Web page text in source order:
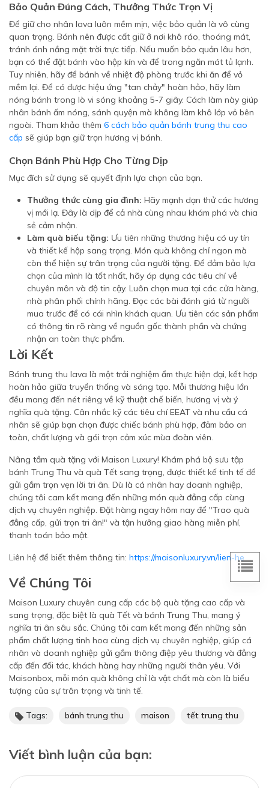
Bảo Quản Đúng Cách, Thưởng Thức Trọn Vị
Để giữ cho nhân lava luôn mềm mịn, việc bảo quản là vô cùng
quan trọng. Bánh nên được cất giữ ở nơi khô ráo, thoáng mát,
tránh ánh nắng mặt trời trực tiếp. Nếu muốn bảo quản lâu hơn,
bạn có thể đặt bánh vào hộp kín và để trong ngăn mát tủ lạnh.
Tuy nhiên, hãy để bánh về nhiệt độ phòng trước khi ăn để vỏ
mềm lại. Để có được hiệu ứng "tan chảy" hoàn hảo, hãy làm
nóng bánh trong lò vi sóng khoảng 5-7 giây. Cách làm này giúp
nhân bánh ấm nóng, sánh quyện mà không làm khô lớp vỏ bên
ngoài. Tham khảo thêm 6 cách bảo quản bánh trung thu cao
cấp sẽ giúp bạn giữ trọn hương vị bánh.
Chọn Bánh Phù Hợp Cho Từng Dịp
Mục đích sử dụng sẽ quyết định lựa chọn của bạn.
Thưởng thức cùng gia đình: Hãy mạnh dạn thử các hương
vị mới lạ. Đây là dịp để cả nhà cùng nhau khám phá và chia
sẻ cảm nhận.
Làm quà biếu tặng: Ưu tiên những thương hiệu có uy tín
và thiết kế hộp sang trọng. Món quà không chỉ ngon mà
còn thể hiện sự trân trọng của người tặng. Để đảm bảo lựa
chọn của mình là tốt nhất, hãy áp dụng các tiêu chí về
chuyên môn và độ tin cậy. Luôn chọn mua tại các cửa hàng,
nhà phân phối chính hãng. Đọc các bài đánh giá từ người
mua trước để có cái nhìn khách quan. Ưu tiên các sản phẩm
có thông tin rõ ràng về nguồn gốc thành phần và chứng
nhận an toàn thực phẩm.
Lời Kết
Bánh trung thu lava là một trải nghiệm ẩm thực hiện đại, kết hợp
hoàn hảo giữa truyền thống và sáng tạo. Mỗi thương hiệu lớn
đều mang đến nét riêng về kỹ thuật chế biến, hương vị và ý
nghĩa quà tặng. Cân nhắc kỹ các tiêu chí EEAT và nhu cầu cá
nhân sẽ giúp bạn chọn được chiếc bánh phù hợp, đảm bảo an
toàn, chất lượng và gói trọn cảm xúc mùa đoàn viên.
Nâng tầm quà tặng với Maison Luxury! Khám phá bộ sưu tập
bánh Trung Thu và quà Tết sang trọng, được thiết kế tinh tế để
gửi gắm trọn vẹn lời tri ân. Dù là cá nhân hay doanh nghiệp,
chúng tôi cam kết mang đến những món quà đẳng cấp cùng
dịch vụ chuyên nghiệp. Đặt hàng ngay hôm nay để "Trao quà
đẳng cấp, gửi trọn tri ân!" và tận hưởng giao hàng miễn phí,
thanh toán bảo mật.
Liên hệ để biết thêm thông tin: https://maisonluxury.vn/lien-he
Về Chúng Tôi
Maison Luxury chuyên cung cấp các bộ quà tặng cao cấp và
sang trọng, đặc biệt là quà Tết và bánh Trung Thu, mang ý
nghĩa tri ân sâu sắc. Chúng tôi cam kết mang đến những sản
phẩm chất lượng tinh hoa cùng dịch vụ chuyên nghiệp, giúp cá
nhân và doanh nghiệp gửi gắm thông điệp yêu thương và đẳng
cấp đến đối tác, khách hàng hay những người thân yêu. Với
Maisonbox, mỗi món quà không chỉ là vật chất mà còn là biểu
tượng của sự trân trọng và tinh tế.
Tags: bánh trung thu maison tết trung thu
Viết bình luận của bạn: